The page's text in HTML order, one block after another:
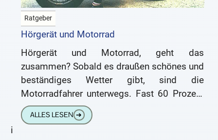
Ratgeber
Hörgerät und Motorrad
Hörgerät und Motorrad, geht das
zusammen? Sobald es draußen schönes und
beständiges Wetter gibt, sind die
Motorradfahrer unterwegs. Fast 60 Prozent
aller Motorradfahrerinnen und
Motorradfahrer sind älter als 40 Jahre1.
ALLES LESEN ➔
i